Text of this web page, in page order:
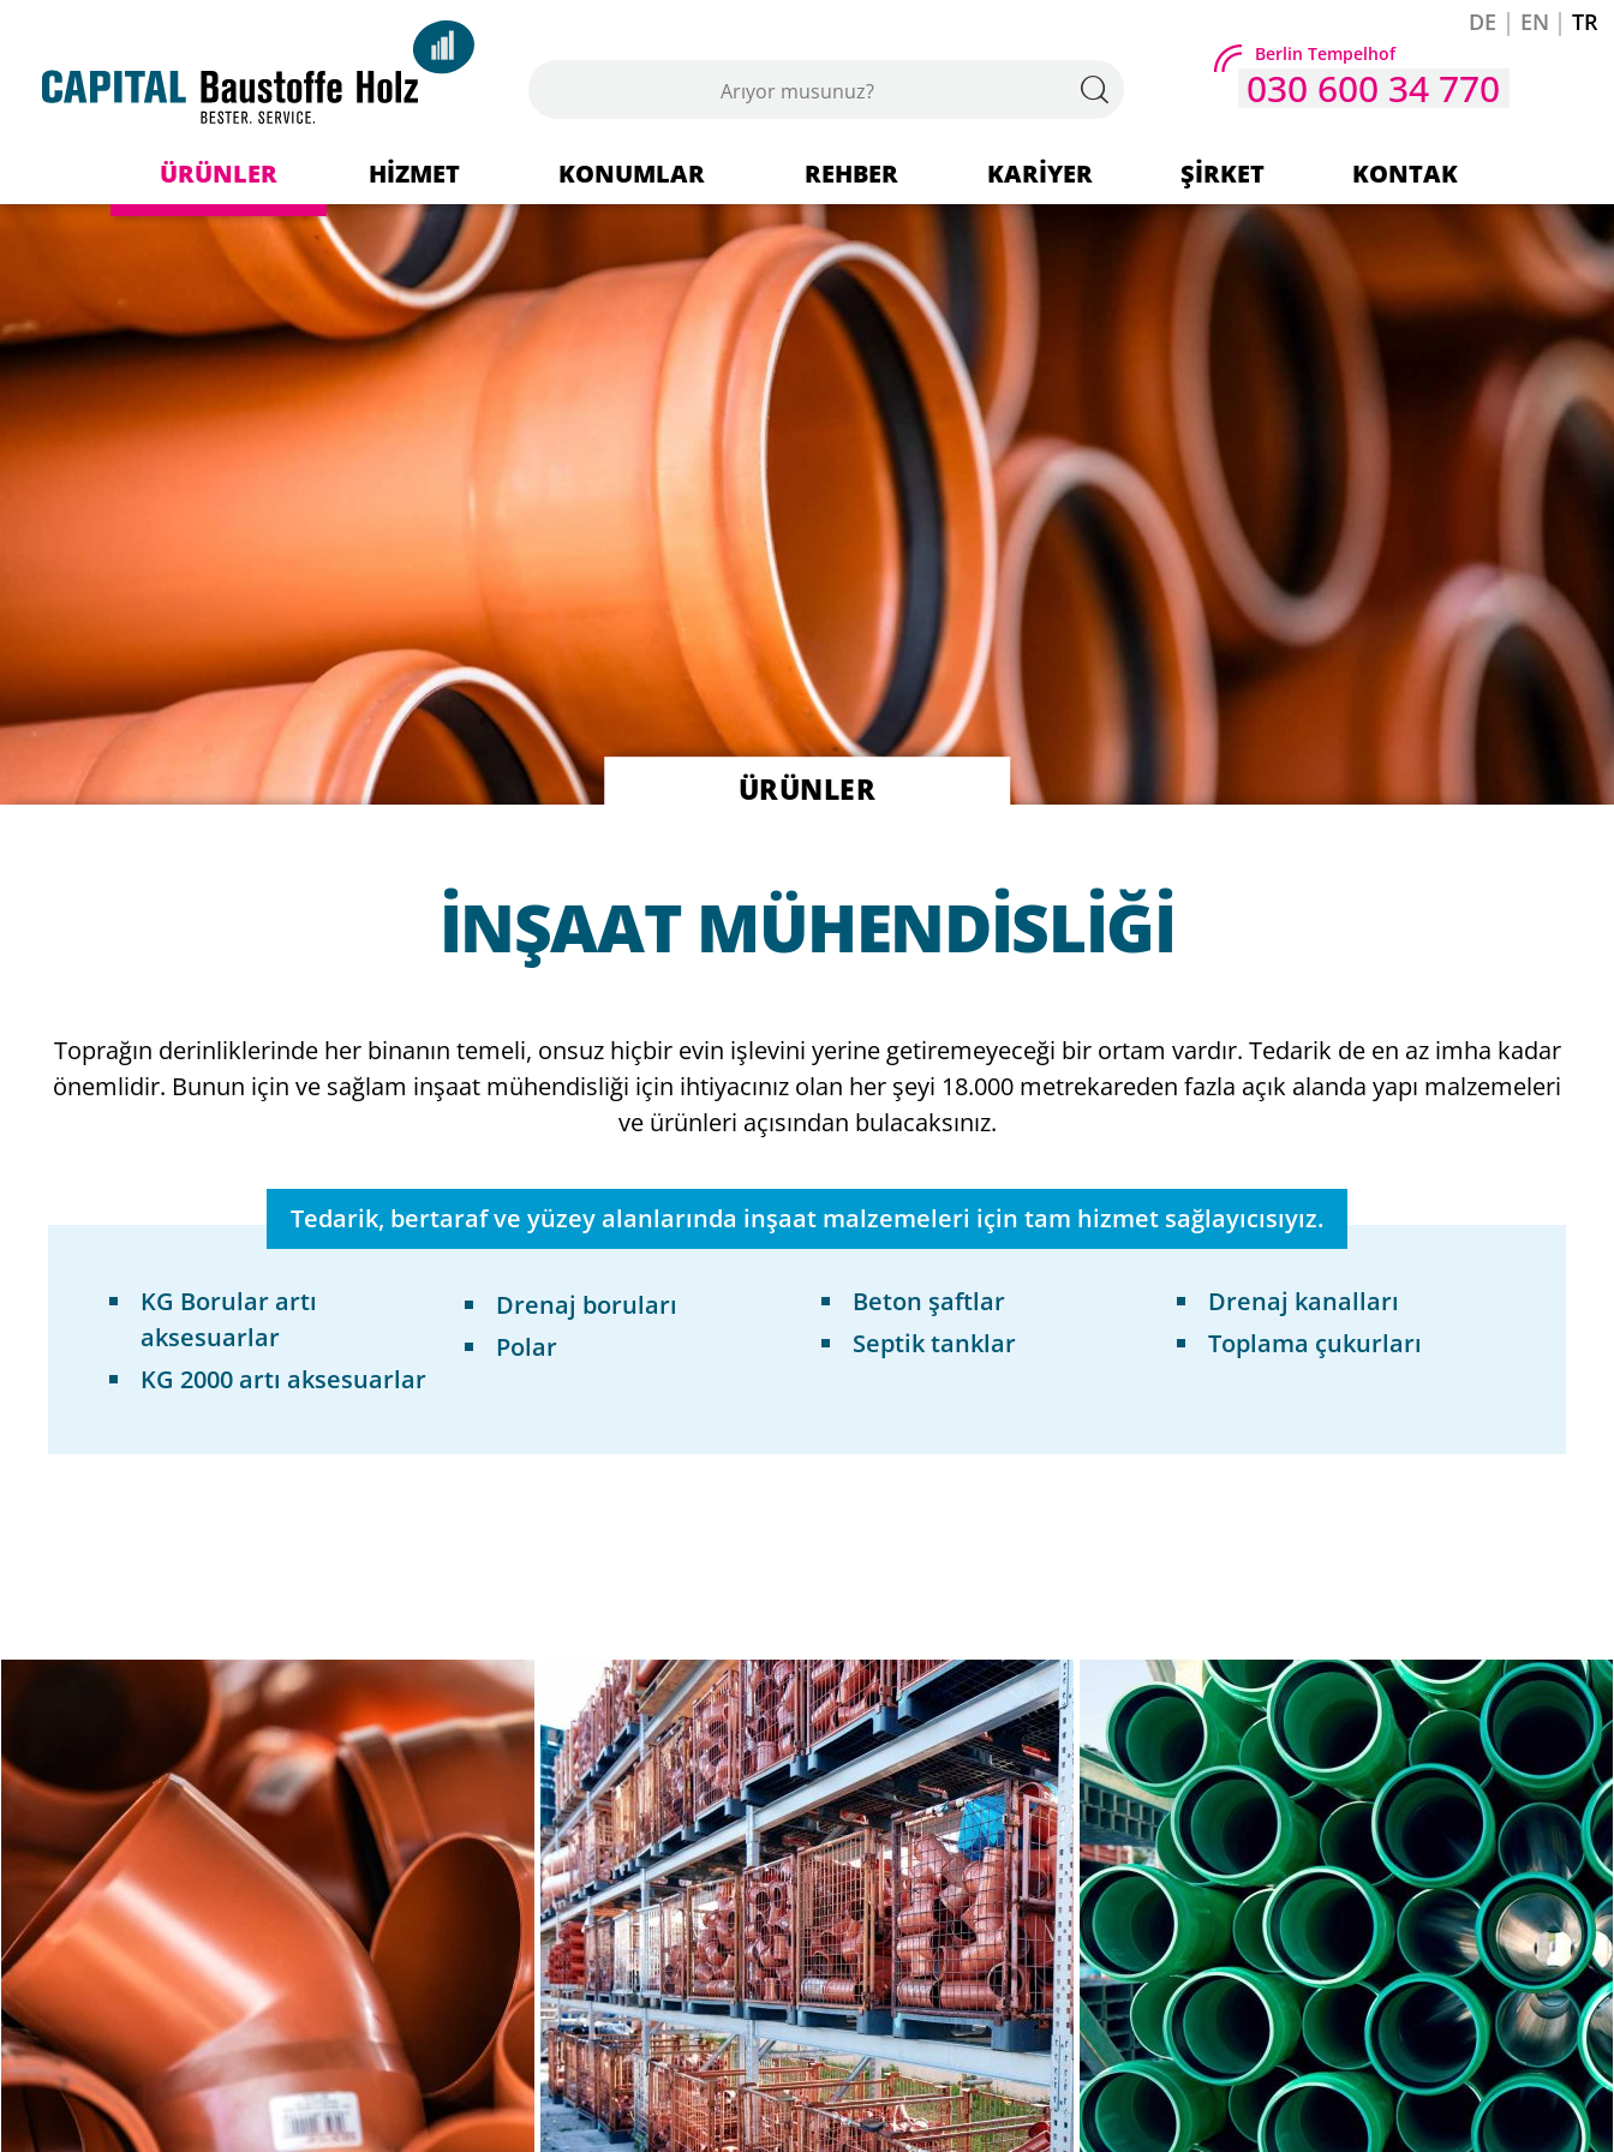
DE EN TR
Berlin Tempelhof
030 600 34 770
ÜRÜNLER HIZMET
Danışmanlarınız
Teslimat lojistiği
İndirilenler
KONUMLAR
Berlin Tempelhof
Yapı malzemeleri + Uzman dükkanı
Dallgow-Döberitz
Ahşap + Ahşap ürünleri
REHBER KARIYER ŞIRKET
Şirket
KONTAK
ÜRÜNLER
İNŞAAT MÜHENDISLIĞI
Toprağın derinliklerinde her binanın temeli, onsuz hiçbir evin işlevini yerine getiremeyeceği bir ortam vardır. Tedarik de en az imha kadar
önemlidir. Bunun için ve sağlam inşaat mühendisliği için ihtiyacınız olan her şeyi 18.000 metrekareden fazla açık alanda yapı malzemeleri
ve ürünleri açısından bulacaksınız.
Tedarik, bertaraf ve yüzey alanlarında inşaat malzemeleri için tam hizmet sağlayıcısıyız.
KG Borular artı
aksesuarlar
KG 2000 artı aksesuarlar
Drenaj boruları
Polar
Beton şaftlar
Septik tanklar
Drenaj kanalları
Toplama çukurları